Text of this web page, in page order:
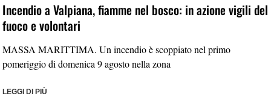
Incendio a Valpiana, fiamme nel bosco: in azione vigili del
fuoco e volontari
MASSA MARITTIMA. Un incendio è scoppiato nel primo
pomeriggio di domenica 9 agosto nella zona
LEGGI DI PIÙ